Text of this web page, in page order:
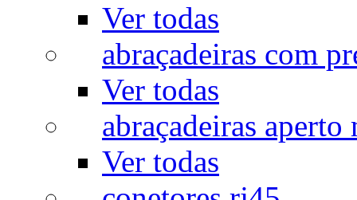
Ver todas
abraçadeiras com
Ver todas
abraçadeiras aperto
Ver todas